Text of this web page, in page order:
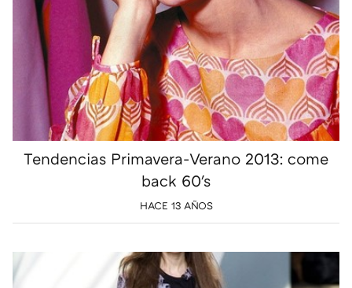
Tendencias Primavera-Verano 2013: come
back 60's
HACE 13 AÑOS